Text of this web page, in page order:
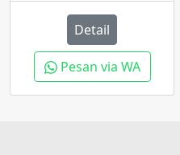
Detail
Pesan via WA